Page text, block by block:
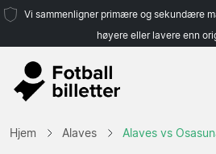
Vi sammenligner primære og sekundære
høyere eller lavere enn
Hjem Alaves Alaves vs